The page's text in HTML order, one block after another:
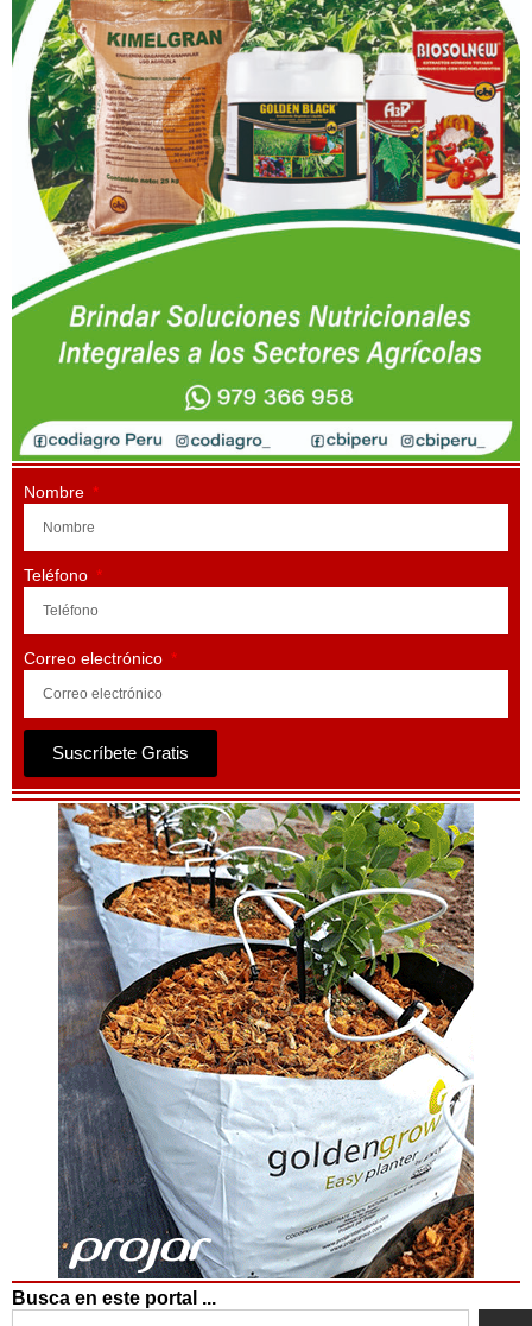
Nombre
Teléfono
Correo electrónico
Suscríbete Gratis
Busca en este portal ...